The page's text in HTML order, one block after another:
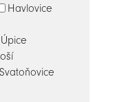
Havlovice